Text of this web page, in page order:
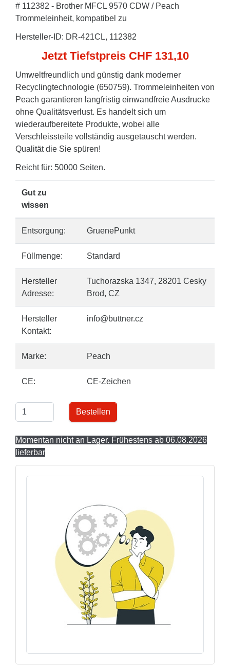
# 112382 - Brother MFCL 9570 CDW / Peach
Trommeleinheit, kompatibel zu
Hersteller-ID: DR-421CL, 112382
Jetzt Tiefstpreis CHF 131,10
Umweltfreundlich und günstig dank moderner
Recyclingtechnologie (650759). Trommeleinheiten von
Peach garantieren langfristig einwandfreie Ausdrucke
ohne Qualitätsverlust. Es handelt sich um
wiederaufbereitete Produkte, wobei alle
Verschleissteile vollständig ausgetauscht werden.
Qualität die Sie spüren!
Reicht für: 50000 Seiten.
Gut zu
wissen
Entsorgung: GruenePunkt
Füllmenge: Standard
Hersteller
Adresse:
Tuchorazska 1347, 28201 Cesky
Brod, CZ
Hersteller
Kontakt:
info@buttner.cz
Marke: Peach
CE: CE-Zeichen
Bestellen
Momentan nicht an Lager. Frühestens ab 06.08.2026
lieferbar